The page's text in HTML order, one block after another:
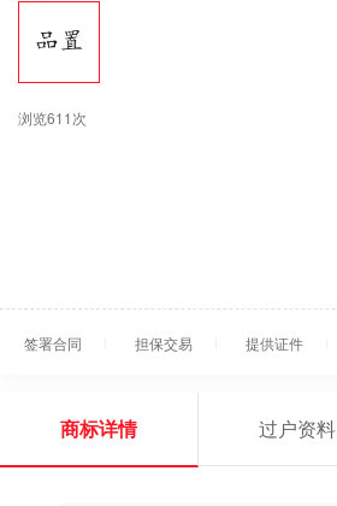
浏览611次
签署合同 担保交易 提供证件
商标详情 过户资料